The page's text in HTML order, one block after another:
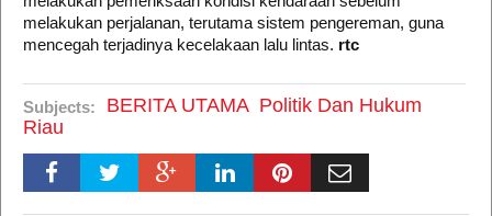
melakukan perjalanan, terutama sistem pengereman, guna
mencegah terjadinya kecelakaan lalu lintas. rtc
Subjects: BERITA UTAMA Politik Dan Hukum
Riau